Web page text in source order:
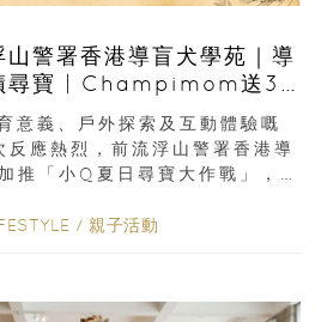
山警署香港導盲犬學苑｜導
尋寶 | Champimom送3
意義、戶外探索及互動體驗嘅
應熱烈，前流浮山警署香港導
推「小Q夏日尋寶大作戰」，家
/ 親子活動